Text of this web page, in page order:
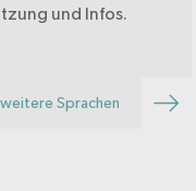
und Infos.
Sprachen